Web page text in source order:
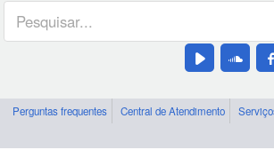
Perguntas frequentes Central de Atendimento